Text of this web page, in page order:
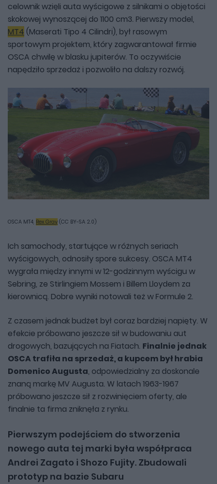
celownik wzięli auta wyścigowe z silnikami o objętości
skokowej wynoszącej do 1100 cm3. Pierwszy model,
MT4 (Maserati Tipo 4 Cilindri), był rasowym
sportowym projektem, który zagwarantował firmie
OSCA chwilę w blasku jupiterów. To oczywiście
napędziło sprzedaż i pozwoliło na dalszy rozwój.
OSCA MT4, Rex Gray (CC BY-SA 2.0)
Ich samochody, startujące w różnych seriach
wyścigowych, odnosiły spore sukcesy. OSCA MT4
wygrała między innymi w 12-godzinnym wyścigu w
Sebring, ze Stirlingiem Mossem i Billem Lloydem za
kierownicą. Dobre wyniki notowali też w Formule 2.
Z czasem jednak budżet był coraz bardziej napięty. W
efekcie próbowano jeszcze sił w budowaniu aut
drogowych, bazujących na Fiatach. Finalnie jednak
OSCA trafiła na sprzedaż, a kupcem był hrabia
Domenico Augusta, odpowiedzialny za doskonale
znaną markę MV Augusta. W latach 1963-1967
próbowano jeszcze sił z rozwinięciem oferty, ale
finalnie ta firma zniknęła z rynku.
Pierwszym podejściem do stworzenia
nowego auta tej marki była współpraca
Andrei Zagato i Shozo Fujity. Zbudowali
prototyp na bazie Subaru